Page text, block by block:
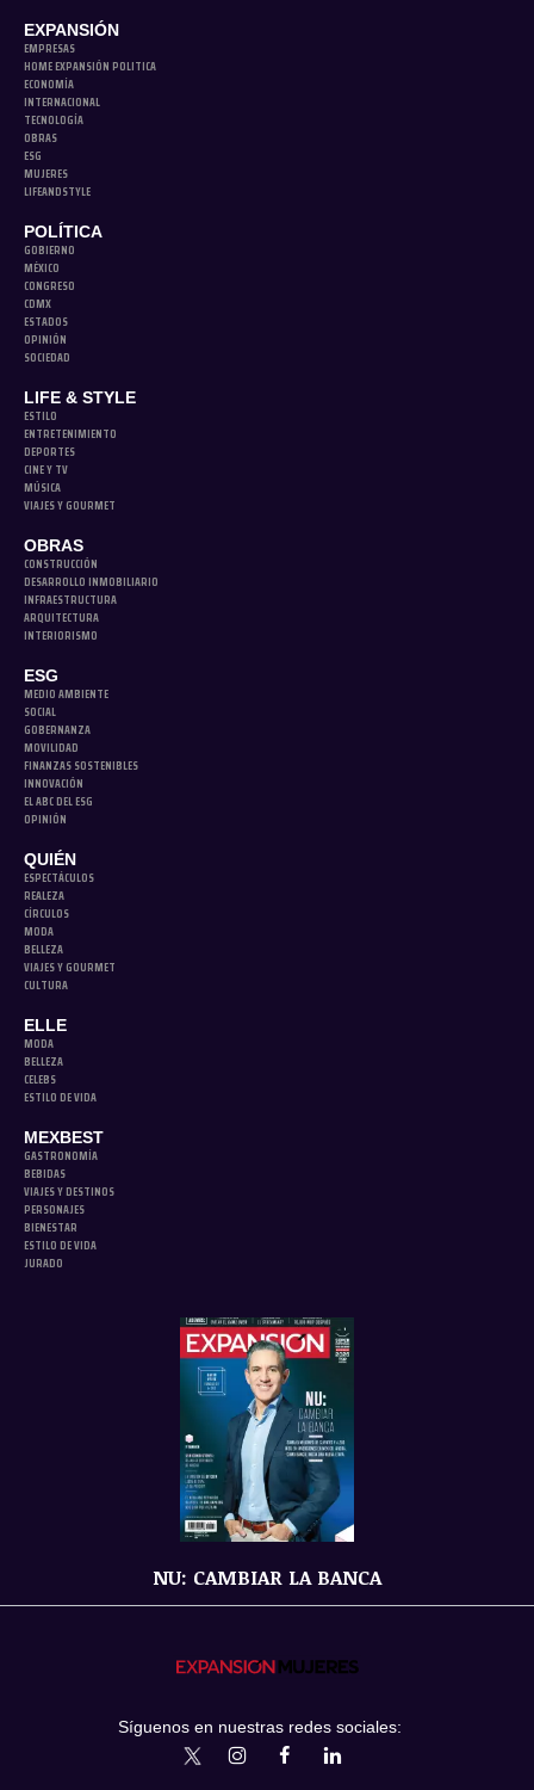
EXPANSIÓN
EMPRESAS
HOME EXPANSIÓN POLITICA
ECONOMÍA
INTERNACIONAL
TECNOLOGÍA
OBRAS
ESG
MUJERES
LIFEANDSTYLE
POLÍTICA
GOBIERNO
MÉXICO
CONGRESO
CDMX
ESTADOS
OPINIÓN
SOCIEDAD
LIFE & STYLE
ESTILO
ENTRETENIMIENTO
DEPORTES
CINE Y TV
MÚSICA
VIAJES Y GOURMET
OBRAS
CONSTRUCCIÓN
DESARROLLO INMOBILIARIO
INFRAESTRUCTURA
ARQUITECTURA
INTERIORISMO
ESG
MEDIO AMBIENTE
SOCIAL
GOBERNANZA
MOVILIDAD
FINANZAS SOSTENIBLES
INNOVACIÓN
EL ABC DEL ESG
OPINIÓN
QUIÉN
ESPECTÁCULOS
REALEZA
CÍRCULOS
MODA
BELLEZA
VIAJES Y GOURMET
CULTURA
ELLE
MODA
BELLEZA
CELEBS
ESTILO DE VIDA
MEXBEST
GASTRONOMÍA
BEBIDAS
VIAJES Y DESTINOS
PERSONAJES
BIENESTAR
ESTILO DE VIDA
JURADO
NU: CAMBIAR LA BANCA
Síguenos en nuestras redes sociales:
expansionmxExpansionMex